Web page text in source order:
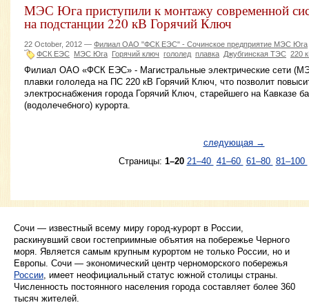
МЭС Юга приступили к монтажу современной
на подстанции 220 кВ Горячий Ключ
22 October, 2012 — Филиал ОАО "ФСК ЕЭС" - Сочинское предприятие МЭС Юга
ФСК ЕЭС МЭС Юга Горячий ключ гололед плавка Джубгинская ТЭС 220
Филиал ОАО «ФСК ЕЭС» - Магистральные электрические сети
плавки гололеда на ПС 220 кВ Горячий Ключ, что позволит
электроснабжения города Горячий Ключ, старейшего на Кавказе
(водолечебного) курорта.
следующая →
Страницы: 1–20 21–40 41–60 61–80 81–100
Сочи — известный всему миру город-курорт в России,
раскинувший свои гостеприимные объятия на побережье Черного
моря. Является самым крупным курортом не только России, но и
Европы. Сочи — экономический центр черноморского побережья
России, имеет неофициальный статус южной столицы страны.
Численность постоянного населения города составляет более 360
тысяч жителей.